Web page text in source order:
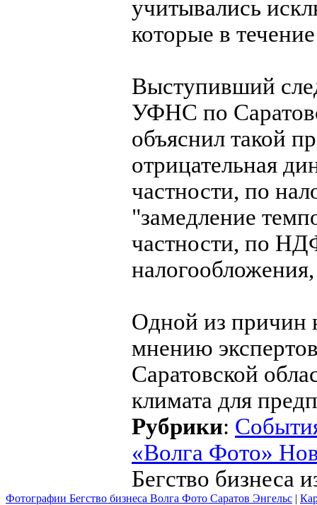
учитывались
которые в
Выступивший
УФНС по
объяснил такой
отрицательная
частности, по
"замедление
частности, по
Одной из причин
мнению
Саратовской
климата для
Рубрики:
«Волга Фото»
Бегство бизнеса
Фотографии Бегство бизнеса Волга Фото Саратов Энгельс |